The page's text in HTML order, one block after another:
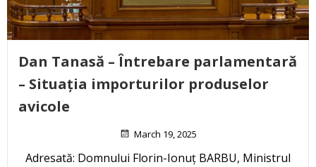
Dan Tanasă – Întrebare parlamentară
– Situația importurilor produselor
avicole
March 19, 2025
Adresată: Domnului Florin-Ionuț BARBU, Ministrul